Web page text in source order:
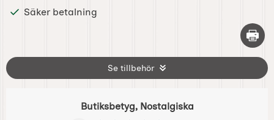
Säker betalning
Skriv
Se tillbehör
Butiksbetyg, Nostalgiska